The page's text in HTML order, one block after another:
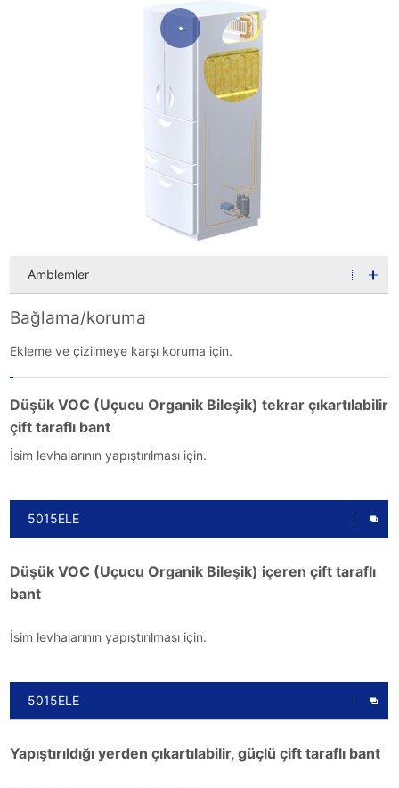
Amblemler
Bağlama/koruma
Ekleme ve çizilmeye karşı koruma için.
Düşük VOC (Uçucu Organik Bileşik) tekrar çıkartılabilir
çift taraflı bant
İsim levhalarının yapıştırılması için.
5015ELE
Düşük VOC (Uçucu Organik Bileşik) içeren çift taraflı
bant
İsim levhalarının yapıştırılması için.
5015ELE
Yapıştırıldığı yerden çıkartılabilir, güçlü çift taraflı bant